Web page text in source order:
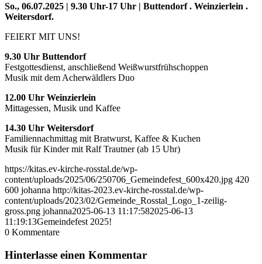
So., 06.07.2025 | 9.30 Uhr-17 Uhr | Buttendorf . Weinzierlein .
Weitersdorf.
FEIERT MIT UNS!
9.30 Uhr Buttendorf
Festgottesdienst, anschließend Weißwurstfrühschoppen
Musik mit dem Acherwäldlers Duo
12.00 Uhr Weinzierlein
Mittagessen, Musik und Kaffee
14.30 Uhr Weitersdorf
Familiennachmittag mit Bratwurst, Kaffee & Kuchen
Musik für Kinder mit Ralf Trautner (ab 15 Uhr)
https://kitas.ev-kirche-rosstal.de/wp-
content/uploads/2025/06/250706_Gemeindefest_600x420.jpg 420
600 johanna http://kitas-2023.ev-kirche-rosstal.de/wp-
content/uploads/2023/02/Gemeinde_Rosstal_Logo_1-zeilig-
gross.png johanna2025-06-13 11:17:582025-06-13
11:19:13Gemeindefest 2025!
0 Kommentare
Hinterlasse einen Kommentar